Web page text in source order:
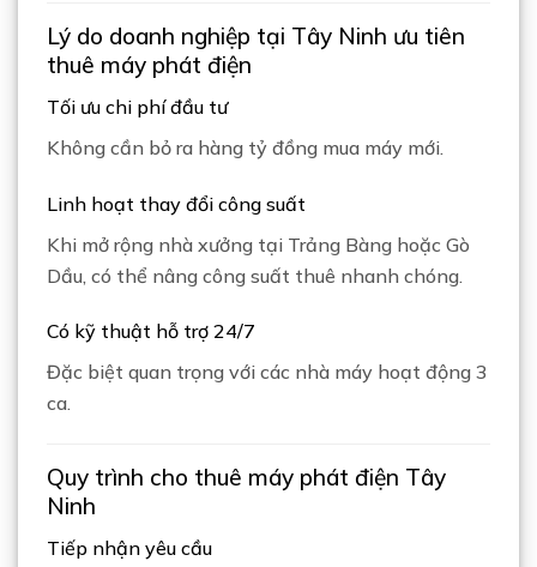
Lý do doanh nghiệp tại Tây Ninh ưu tiên
thuê máy phát điện
Tối ưu chi phí đầu tư
Không cần bỏ ra hàng tỷ đồng mua máy mới.
Linh hoạt thay đổi công suất
Khi mở rộng nhà xưởng tại Trảng Bàng hoặc Gò
Dầu , có thể nâng công suất thuê nhanh chóng.
Có kỹ thuật hỗ trợ 24/7
Đặc biệt quan trọng với các nhà máy hoạt động 3
ca.
Quy trình cho thuê máy phát điện Tây
Ninh
Tiếp nhận yêu cầu